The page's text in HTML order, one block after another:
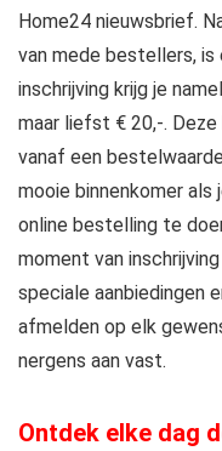
Home24 nieuwsbrief.
van mede bestellers, is
inschrijving krijg je
maar liefst € 20,-.
vanaf een
mooie binnenkomer als
online bestelling te
moment van
speciale aanbiedingen
afmelden op elk
nergens aan vast.
Ontdek elke dag